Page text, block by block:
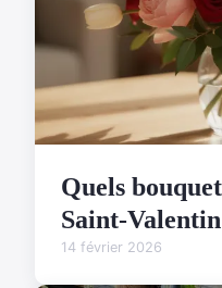
Quels
Saint-
14 février 2026